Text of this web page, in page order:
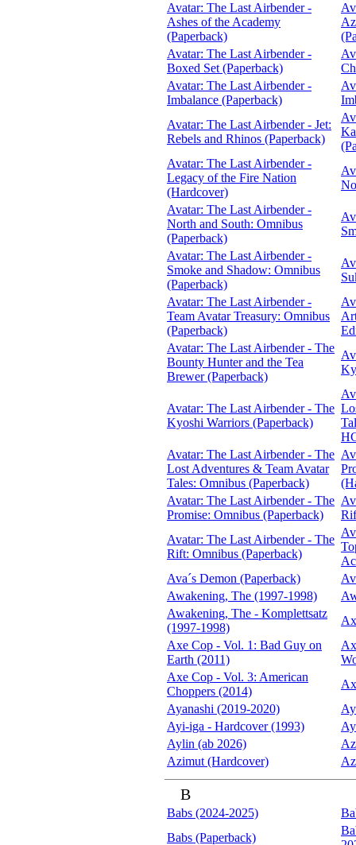
Avatar: The Last Airbender -
Ashes of the Academy
(Paperback)
Avatar: The Last Airbender -
Boxed Set (Paperback)
Avatar: The Last Airbender -
Imbalance (Paperback)
Avatar: The Last Airbender - Jet:
Rebels and Rhinos (Paperback)
Avatar: The Last Airbender -
Legacy of the Fire Nation
(Hardcover)
Avatar: The Last Airbender -
North and South: Omnibus
(Paperback)
Avatar: The Last Airbender -
Smoke and Shadow: Omnibus
(Paperback)
Avatar: The Last Airbender -
Team Avatar Treasury: Omnibus
(Paperback)
Avatar: The Last Airbender - The
Bounty Hunter and the Tea
Brewer (Paperback)
Avatar: The Last Airbender - The
Kyoshi Warriors (Paperback)
Avatar: The Last Airbender - The
Lost Adventures & Team Avatar
Tales: Omnibus (Paperback)
Avatar: The Last Airbender - The
Promise: Omnibus (Paperback)
Avatar: The Last Airbender - The
Rift: Omnibus (Paperback)
Ava´s Demon (Paperback)
Awakening, The (1997-1998)
Awakening, The - Komplettsatz
(1997-1998)
Axe Cop - Vol. 1: Bad Guy on
Earth (2011)
Axe Cop - Vol. 3: American
Choppers (2014)
Ayanashi (2019-2020)
Ayi-iga - Hardcover (1993)
Aylin (ab 2026)
Azimut (Hardcover)
B
Babs (2024-2025)
Babs (Paperback)